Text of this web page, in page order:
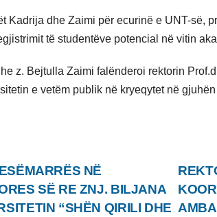
Kadrija dhe Zaimi për ecurinë e UNT-së,
të studentëve potencial në vitin
z. Bejtulla Zaimi falënderoi rektorin
e vetëm publik në kryeqytet në
NË
SË RE ZNJ. BILJANA
“SHËN QIRILI DHE